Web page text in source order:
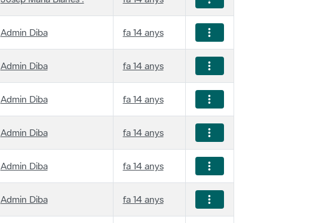
Admin Diba fa 14 anys
Admin Diba fa 14 anys
Admin Diba fa 14 anys
Admin Diba fa 14 anys
Admin Diba fa 14 anys
Admin Diba fa 14 anys